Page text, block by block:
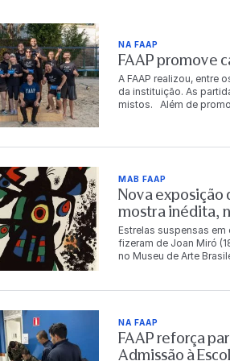
NA FAAP
FAAP promove
A FAAP realizou, entre
da instituição. As
mistos. Além de
Fernandes Chave de
Betina Leal Leonardo
Oliveira Angelo Marcio
qualidade de vida, a
MAB FAAP
Nova exposição
mostra inédita,
Estrelas suspensas
fizeram de Joan Miró
no Museu de Arte
11 de outubro de 2026
Espanha. O conjunto
Miró Barcelona, a
seleção que evidencia
NA FAAP
FAAP reforça
Admissão à